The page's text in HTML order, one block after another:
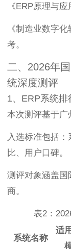
《ERP原理与
《制造业数字
考。
二、2026年
统深度测评
1、ERP系统排
本次测评基于广
入选标准包括
比、用户口碑。
测评对象涵盖国
商。
表2：
系统名称
适